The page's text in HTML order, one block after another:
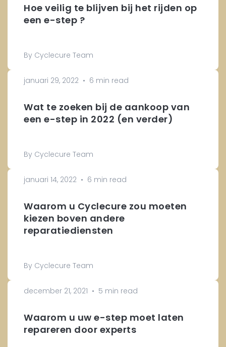
Hoe veilig te blijven bij het rijden op
een e-step ?
By Cyclecure Team
januari 29, 2022 • 6 min read
Wat te zoeken bij de aankoop van
een e-step in 2022 (en verder)
By Cyclecure Team
januari 14, 2022 • 6 min read
Waarom u Cyclecure zou moeten
kiezen boven andere
reparatiediensten
By Cyclecure Team
december 21, 2021 • 5 min read
Waarom u uw e-step moet laten
repareren door experts